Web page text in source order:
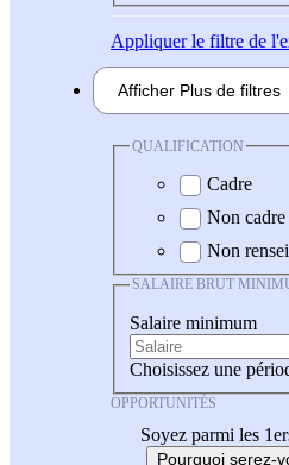
Appliquerle filtre de
Afficher Plus de filtres
QUALIFICATION
Cadre
Non cadre
Non
SALAIRE BRUT
Salaire minimum
Choisissez une
OPPORTUNITÉS
Soyez parmi les
Pourquoi serez-